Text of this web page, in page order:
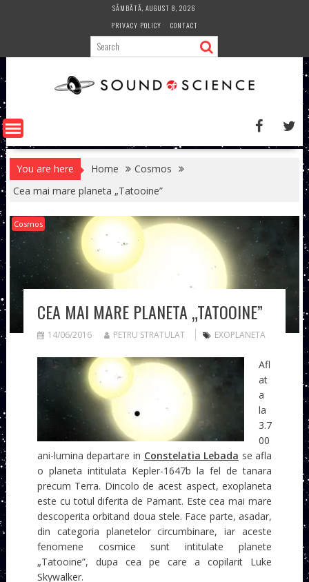
SÂMBĂTĂ, AUGUST 8, 2026
PRIVACY POLICY
CONTACT
You are here Home
Cosmos
Cea mai mare planeta „Tatooine”
Cosmos
CEA MAI MARE PLANETA „TATOOINE”
14/06/2016 PETRU STRATULAT EXOPLANETA
Afl
at
a
la
3.7
00
ani-lumina departare in Constelatia Lebada se afla
o planeta intitulata Kepler-1647b la fel de tanara
precum Terra. Dincolo de acest aspect, exoplaneta
este cu totul diferita de Pamant. Este cea mai mare
descoperita orbitand doua stele. Face parte, asadar,
din categoria planetelor circumbinare, iar aceste
fenomene cosmice sunt intitulate planete
„Tatooine”, dupa cea pe care a copilarit Luke
Skywalker.